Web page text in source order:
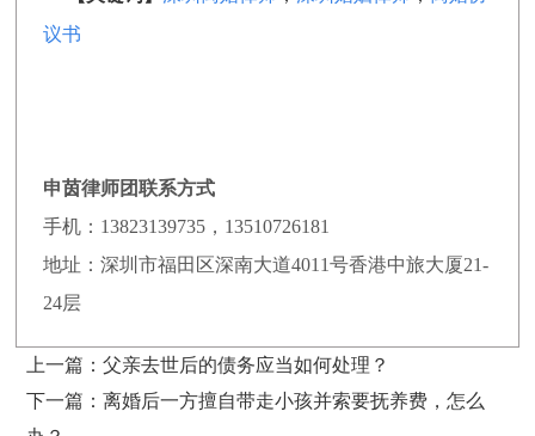
议书
申茵律师团联系方式
手机：13823139735，13510726181
地址：深圳市福田区深南大道4011号香港中旅大厦21-
24层
上一篇：父亲去世后的债务应当如何处理？
下一篇：离婚后一方擅自带走小孩并索要抚养费，怎么